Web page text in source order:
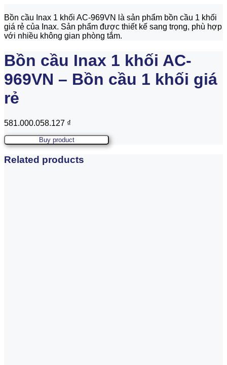
Bồn cầu Inax 1 khối AC-969VN là sản phẩm bồn cầu 1 khối
giá rẻ của Inax. Sản phẩm được thiết kế sang trọng, phù hợp
với nhiều không gian phòng tắm.
Bồn cầu Inax 1 khối AC-
969VN – Bồn cầu 1 khối giá
rẻ
581.000.058.127 ₫
Buy product
Related products